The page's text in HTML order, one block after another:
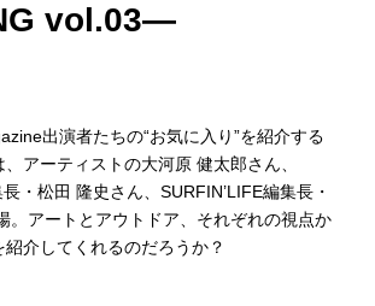
会社概
要
企業の
方へ
vol.03―
出演者たちの“お気に入り”を紹介する
アーティストの大河原 健太郎さん、
・松田 隆史さん、SURFIN’LIFE編集長・
。アートとアウトドア、それぞれの視点か
紹介してくれるのだろうか？